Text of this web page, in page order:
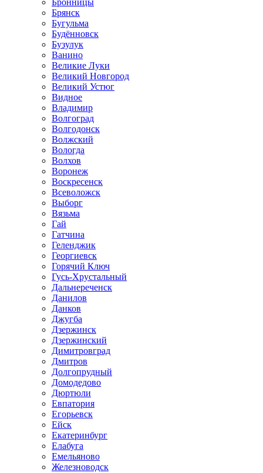
Бронницы
Брянск
Бугульма
Будённовск
Бузулук
Ванино
Великие Луки
Великий Новгород
Великий Устюг
Видное
Владимир
Волгоград
Волгодонск
Волжский
Вологда
Волхов
Воронеж
Воскресенск
Всеволожск
Выборг
Вязьма
Гай
Гатчина
Геленджик
Георгиевск
Горячий Ключ
Гусь-Хрустальный
Дальнереченск
Данилов
Данков
Джугба
Дзержинск
Дзержинский
Димитровград
Дмитров
Долгопрудный
Домодедово
Дюртюли
Евпатория
Егорьевск
Ейск
Екатеринбург
Елабуга
Емельяново
Железноводск